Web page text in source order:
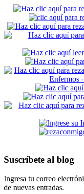
Suscríbete al blog
Ingresa tu correo
de nuevas entradas.